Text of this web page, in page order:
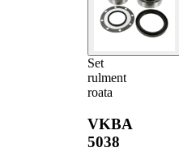
Set
rulment
roata
VKBA
5038